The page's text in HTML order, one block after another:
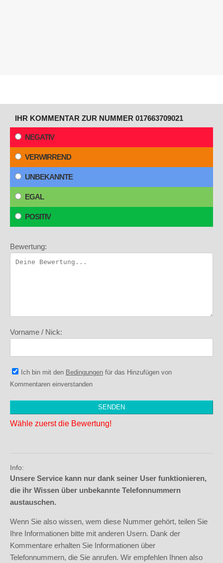
IHR KOMMENTAR ZUR NUMMER 017663709021
NEGATIV
VERWIRREND
UNBEKANNTE
EGAL
POSITIV
Bewertung:
Vorname / Nick:
Ich bin mit den Bedingungen für das Hinzufügen von
Kommentaren einverstanden
Wähle zuerst die Bewertung!
Info:
Unsere Service kann nur dank seiner User funktionieren,
die ihr Wissen über unbekannte Telefonnummern
austauschen.
Wenn Sie also wissen, wem diese Nummer gehört, teilen Sie
Ihre Informationen bitte mit anderen Usern. Dank der
Kommentare erhalten Sie Informationen über
Telefonnummern, die Sie anrufen. Wir empfehlen Ihnen also